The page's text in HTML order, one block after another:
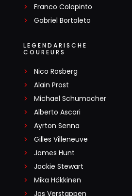
Franco Colapinto
Gabriel Bortoleto
LEGENDARISCHE
COUREURS
Nico Rosberg
Alain Prost
Michael Schumacher
Alberto Ascari
Ayrton Senna
Gilles Villeneuve
James Hunt
Jackie Stewart
Mika Häkkinen
Jos Verstappen